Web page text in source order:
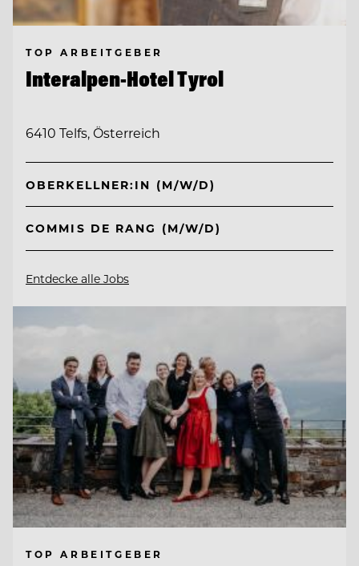
TOP ARBEITGEBER
Interalpen-Hotel Tyrol
6410 Telfs, Österreich
OBERKELLNER:IN (M/W/D)
COMMIS DE RANG (M/W/D)
Entdecke alle Jobs
TOP ARBEITGEBER